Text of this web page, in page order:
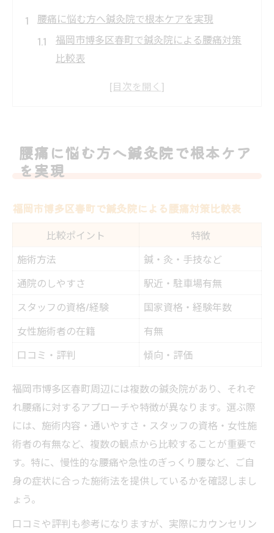
腰痛に悩む方へ鍼灸院で根本ケアを実現
福岡市博多区春町で鍼灸院による腰痛対策
比較表
方
慢性的な腰痛に鍼灸院が効果的なワケ
博多区春町で注目の鍼灸院腰痛ケア法一覧
最新アプローチで変わる腰痛と鍼灸院の関
腰痛改善を目指すなら春町の鍼灸院が狙い
鍼灸院ならではの腰痛サポート術とは
慢性的な腰痛に鍼灸院が選ばれる理由とは
慢性腰痛に強い鍼灸院の特徴まとめ
鍼灸院が腰痛改善に選ばれる納得の理由
腰痛の根本原因に鍼灸院はどうアプローチ
するか
評判のいい鍼灸院で得られる安心感
鍼治療が腰痛に効く仕組みとその効果
通いやすさで選ぶ鍼灸院比較ポイント
腰痛に悩む方へ鍼灸院で根本ケア
を実現
福岡市博多区春町で鍼灸院による腰痛対策比較表
比較ポイント
特徴
施術方法
鍼・灸・手技など
通院のしやすさ
駅近・駐車場有無
スタッフの資格/経験
国家資格・経験年数
女性施術者の在籍
有無
口コミ・評判
傾向・評価
福岡市博多区春町周辺には複数の鍼灸院があり、それぞ
れ腰痛に対するアプローチや特徴が異なります。選ぶ際
には、施術内容・通いやすさ・スタッフの資格・女性施
術者の有無など、複数の観点から比較することが重要で
す。特に、慢性的な腰痛や急性のぎっくり腰など、ご自
身の症状に合った施術法を提供しているかを確認しまし
ょう。
口コミや評判も参考になりますが、実際にカウンセリン